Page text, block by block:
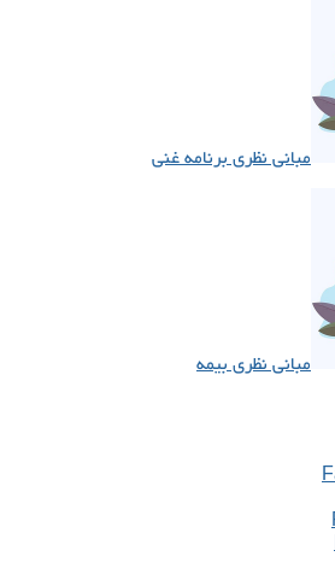
مبانی نظری برنامه غنی
مبانی نظری بیمه